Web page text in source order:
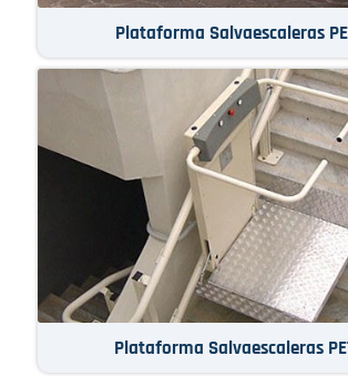
Plataforma Salvaescaleras
Plataforma Salvaescaleras